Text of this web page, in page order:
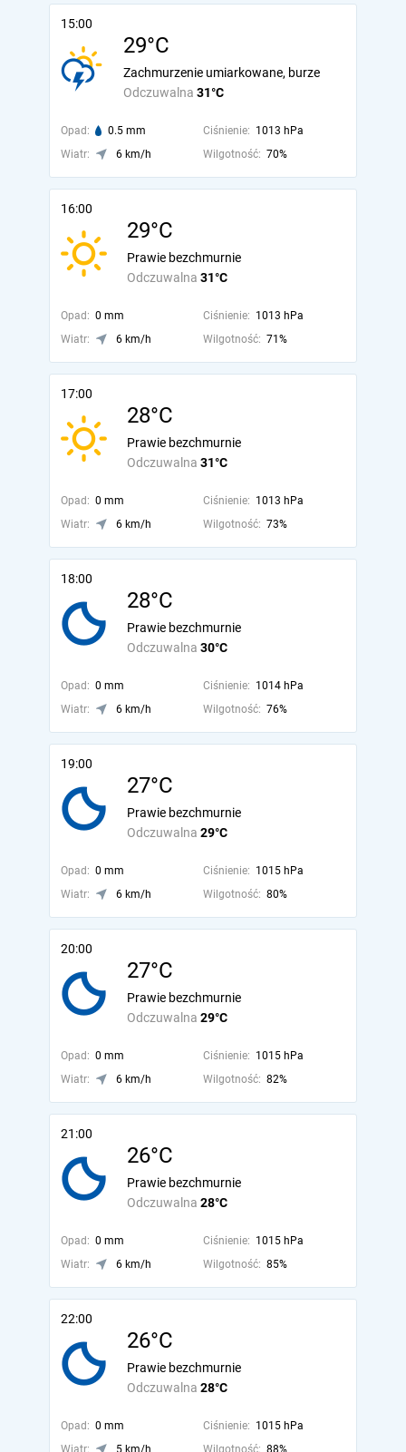
15:00
29°C
Odczuwalna 31°C
Zachmurzenie umiarkowane, burze
Opad: 0.5 mm Ciśnienie: 1013 hPa
Wiatr:
6 km/h Wilgotność: 70%
16:00
29°C
Odczuwalna 31°C
Prawie bezchmurnie
Opad: 0 mm Ciśnienie: 1013 hPa
Wiatr:
6 km/h Wilgotność: 71%
17:00
28°C
Odczuwalna 31°C
Prawie bezchmurnie
Opad: 0 mm Ciśnienie: 1013 hPa
Wiatr:
6 km/h Wilgotność: 73%
18:00
28°C
Odczuwalna 30°C
Prawie bezchmurnie
Opad: 0 mm Ciśnienie: 1014 hPa
Wiatr:
6 km/h Wilgotność: 76%
19:00
27°C
Odczuwalna 29°C
Prawie bezchmurnie
Opad: 0 mm Ciśnienie: 1015 hPa
Wiatr:
6 km/h Wilgotność: 80%
20:00
27°C
Odczuwalna 29°C
Prawie bezchmurnie
Opad: 0 mm Ciśnienie: 1015 hPa
Wiatr:
6 km/h Wilgotność: 82%
21:00
26°C
Odczuwalna 28°C
Prawie bezchmurnie
Opad: 0 mm Ciśnienie: 1015 hPa
Wiatr:
6 km/h Wilgotność: 85%
22:00
26°C
Odczuwalna 28°C
Prawie bezchmurnie
Opad: 0 mm Ciśnienie: 1015 hPa
Wiatr:
5 km/h Wilgotność: 88%